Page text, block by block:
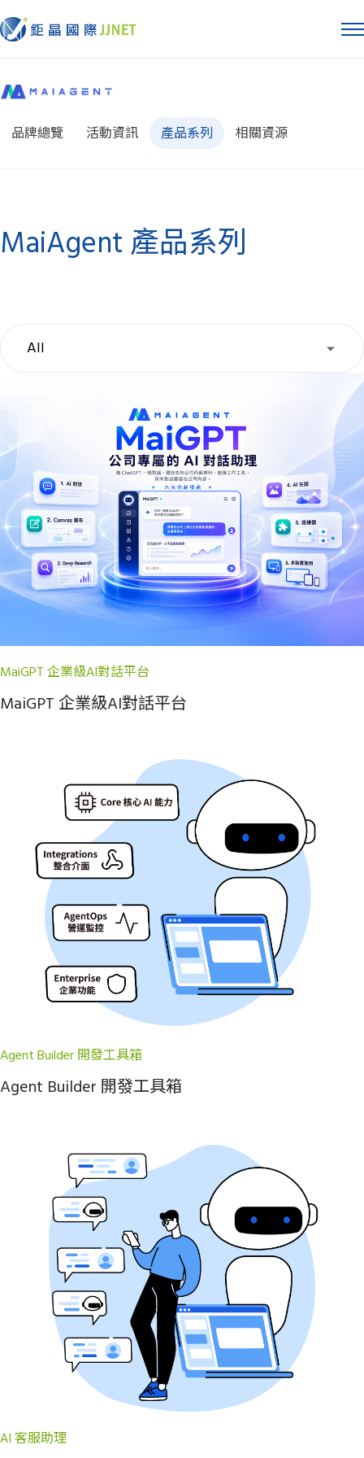
品牌總覽 活動資訊 產品系列 相關資源
MaiAgent 產品系列
All
MaiGPT 企業級AI對話平台
MaiGPT 企業級AI對話平台
Agent Builder 開發工具箱
Agent Builder 開發工具箱
AI 客服助理